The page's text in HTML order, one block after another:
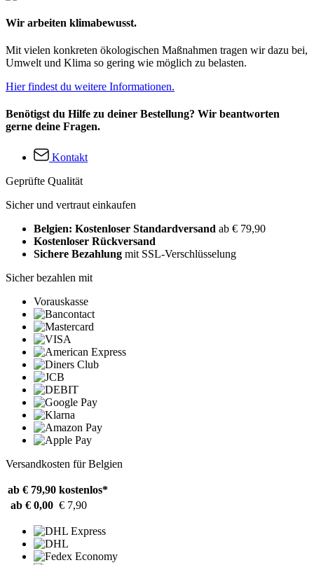
Wir arbeiten klimabewusst.
Mit vielen konkreten ökologischen Maßnahmen tragen wir dazu bei,
Umwelt und Klima so gering wie möglich zu belasten.
Hier findest du weitere Informationen.
Benötigst du Hilfe zu deiner Bestellung? Wir beantworten
gerne deine Fragen.
Kontakt
Geprüfte Qualität
Sicher und vertraut einkaufen
Belgien: Kostenloser Standardversand ab € 79,90
Kostenloser Rückversand
Sichere Bezahlung mit SSL-Verschlüsselung
Sicher bezahlen mit
Vorauskasse
Versandkosten für Belgien
ab € 79,90 kostenlos*
ab € 0,00 € 7,90